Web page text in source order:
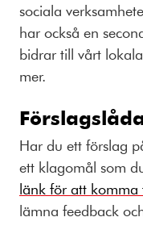
sociala
har också en
bidrar till vårt
mer.
Har du ett förslag
ett klagomål som
länk för att komma
lämna feedback